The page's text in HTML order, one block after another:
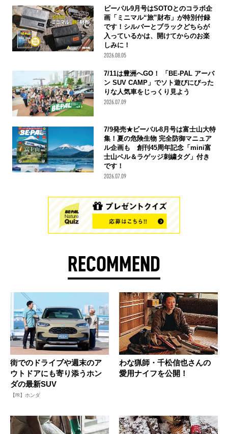
ビーパル9月号はSOTOとのコラボ企
画「ミニマル“旅”財布」が特別付録
です！シルバーとブラックどちらが
入っているかは、開けてからのお楽
しみに！
2026.08.05
7/11は豊洲へGO！ 「BE-PAL アーバ
ン SUV CAMP」でソト遊びにぴった
りな人気車をじっくり見よう
2026.07.09
7/9発売★ビーパル8月号は富士山大特
集！夏の危険生物 完全防御マニュア
ル企画も 創刊45周年記念「mini富
士山ベル＆ラゲッジ刺繍タグ」付き
です！
2026.07.09
RECOMMEND
街でのドライブや週末のア
ウトドアにも寄り添うホン
ダの最新SUV
【PR】ホンダ
わな猟師・千松信也さんの
愛用ナイフを公開！